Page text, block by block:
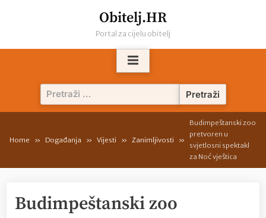
Obitelj.HR
Portal za cijelu obitelj
Pretraži:
Home Događanja Vijesti Zanimljivosti
Budimpeštanski zoo
pretvoren u
svjetlosni spektakl
za Noć vještica
Budimpeštanski zoo